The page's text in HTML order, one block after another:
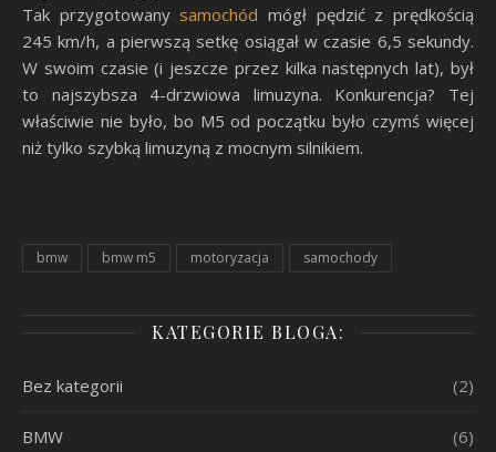
Tak przygotowany samochód mógł pędzić z prędkością
245 km/h, a pierwszą setkę osiągał w czasie 6,5 sekundy.
W swoim czasie (i jeszcze przez kilka następnych lat), był
to najszybsza 4-drzwiowa limuzyna. Konkurencja? Tej
właściwie nie było, bo M5 od początku było czymś więcej
niż tylko szybką limuzyną z mocnym silnikiem.
bmw bmw m5 motoryzacja samochody
KATEGORIE BLOGA:
Bez kategorii (2)
BMW (6)